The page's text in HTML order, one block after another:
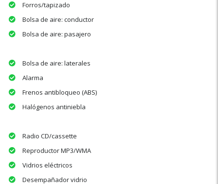
Forros/tapizado
Bolsa de aire: conductor
Bolsa de aire: pasajero
Bolsa de aire: laterales
Alarma
Frenos antibloqueo (ABS)
Halógenos antiniebla
Radio CD/cassette
Reproductor MP3/WMA
Vidrios eléctricos
Desempañador vidrio